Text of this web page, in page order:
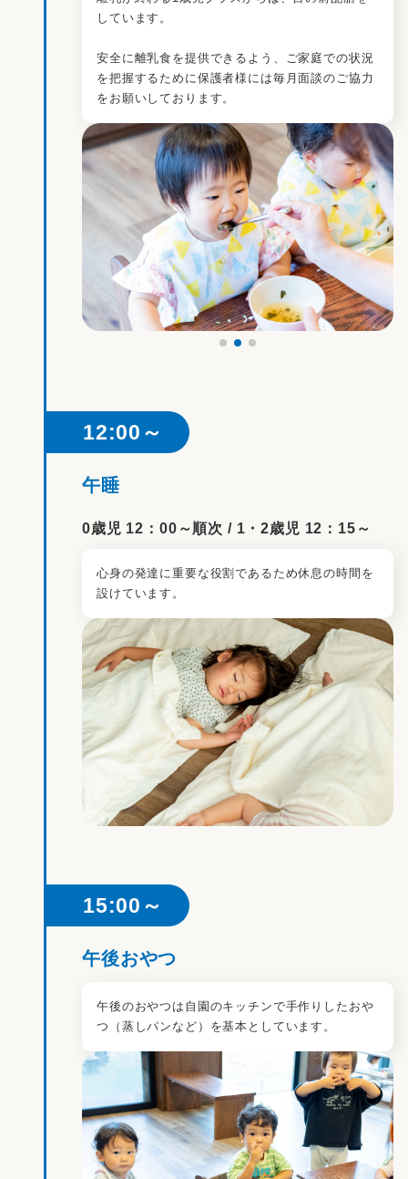
しています。
安全に離乳食を提供できるよう、ご家庭での状況
を把握するために保護者様には毎月面談のご協力
をお願いしております。
12:00～
午睡
0歳児 12：00～順次 / 1・2歳児 12：15～
心身の発達に重要な役割であるため休息の時間を
設けています。
15:00～
午後おやつ
午後のおやつは自園のキッチンで手作りしたおや
つ（蒸しパンなど）を基本としています。